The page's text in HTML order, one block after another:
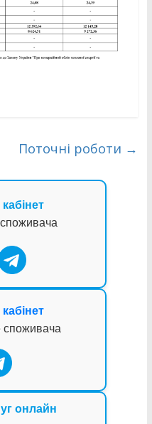
Поточні роботи →
споживача
онлайн